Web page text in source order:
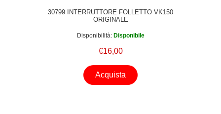
30799 INTERRUTTORE FOLLETTO VK150
ORIGINALE
Disponibilità: Disponibile
€16,00
Acquista